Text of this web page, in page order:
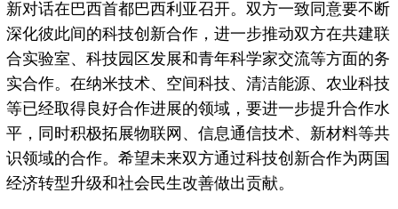
新对话在巴西首都巴西利亚召开。双方一致同意要不断
深化彼此间的科技创新合作，进一步推动双方在共建联
合实验室、科技园区发展和青年科学家交流等方面的务
实合作。在纳米技术、空间科技、清洁能源、农业科技
等已经取得良好合作进展的领域，要进一步提升合作水
平，同时积极拓展物联网、信息通信技术、新材料等共
识领域的合作。希望未来双方通过科技创新合作为两国
经济转型升级和社会民生改善做出贡献。